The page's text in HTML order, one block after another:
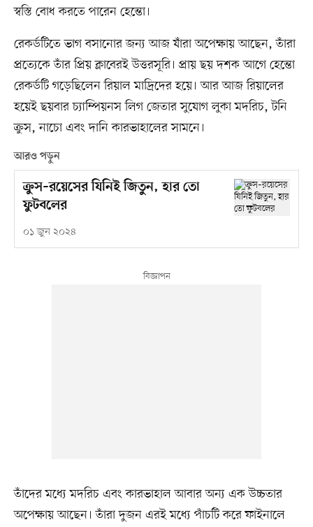
স্বস্তি বোধ করতে পারেন হেন্তো।
রেকর্ডটিতে ভাগ বসানোর জন্য আজ যাঁরা অপেক্ষায় আছেন, তাঁরা
প্রত্যেকে তাঁর প্রিয় ক্লাবেরই উত্তরসূরি। প্রায় ছয় দশক আগে হেন্তো
রেকর্ডটি গড়েছিলেন রিয়াল মাদ্রিদের হয়ে। আর আজ রিয়ালের
হয়েই ছয়বার চ্যাম্পিয়নস লিগ জেতার সুযোগ লুকা মদরিচ, টনি
ক্রুস, নাচো এবং দানি কারভাহালের সামনে।
আরও পড়ুন
ক্রুস–রয়েসের যিনিই জিতুন, হার তো
ফুটবলের
০১ জুন ২০২৪
তাঁদের মধ্যে মদরিচ এবং কারভাহাল আবার অন্য এক উচ্চতার
অপেক্ষায় আছেন। তাঁরা দুজন এরই মধ্যে পাঁচটি করে ফাইনালে